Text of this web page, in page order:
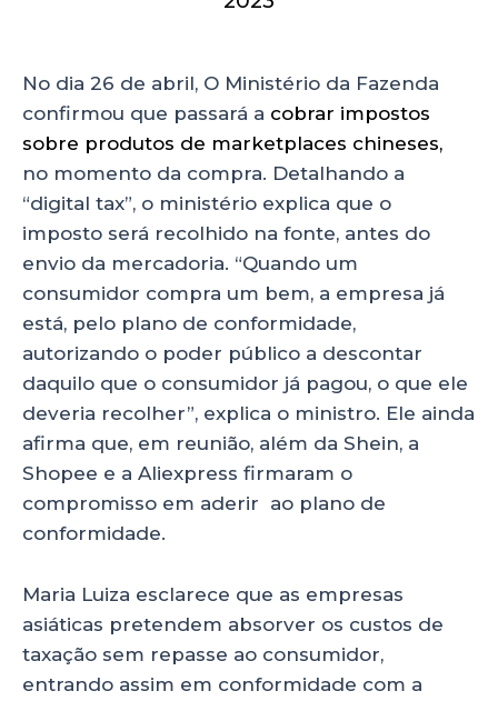
No dia 26 de abril, O Ministério da Fazenda
confirmou que passará a cobrar impostos
sobre produtos de marketplaces chineses,
no momento da compra. Detalhando a
“digital tax”, o ministério explica que o
imposto será recolhido na fonte, antes do
envio da mercadoria. “Quando um
consumidor compra um bem, a empresa já
está, pelo plano de conformidade,
autorizando o poder público a descontar
daquilo que o consumidor já pagou, o que ele
deveria recolher”, explica o ministro. Ele ainda
afirma que, em reunião, além da Shein, a
Shopee e a Aliexpress firmaram o
compromisso em aderir ao plano de
conformidade.
Maria Luiza esclarece que as empresas
asiáticas pretendem absorver os custos de
taxação sem repasse ao consumidor,
entrando assim em conformidade com a